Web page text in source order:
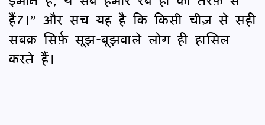
हैं7।” और सच यह है कि किसी चीज़ से सही
सबक़ सिर्फ़ सूझ-बूझवाले लोग ही हासिल
करते हैं।